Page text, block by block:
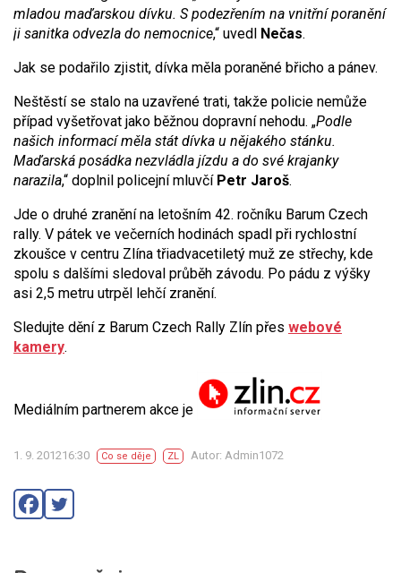
mladou maďarskou dívku. S podezřením na vnitřní poranění
ji sanitka odvezla do nemocnice,“ uvedl Nečas.
Jak se podařilo zjistit, dívka měla poraněné břicho a pánev.
Neštěstí se stalo na uzavřené trati, takže policie nemůže
případ vyšetřovat jako běžnou dopravní nehodu. „Podle
našich informací měla stát dívka u nějakého stánku.
Maďarská posádka nezvládla jízdu a do své krajanky
narazila,“ doplnil policejní mluvčí Petr Jaroš.
Jde o druhé zranění na letošním 42. ročníku Barum Czech
rally. V pátek ve večerních hodinách spadl při rychlostní
zkoušce v centru Zlína třiadvacetiletý muž ze střechy, kde
spolu s dalšími sledoval průběh závodu. Po pádu z výšky
asi 2,5 metru utrpěl lehčí zranění.
Sledujte dění z Barum Czech Rally Zlín přes webové
kamery.
Mediálním partnerem akce je
1. 9. 201216:30 Co se děje ZL Autor: Admin1072